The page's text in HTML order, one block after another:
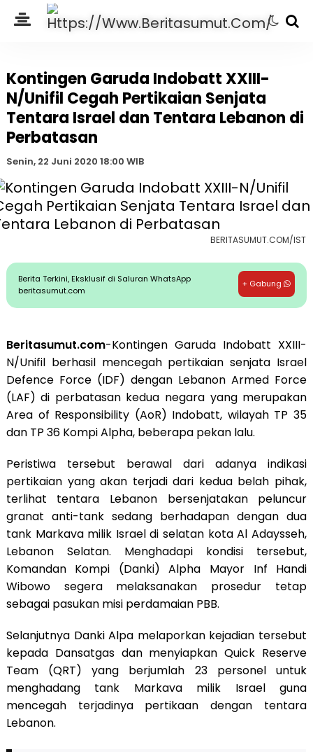
Kontingen Garuda Indobatt XXIII-
N/Unifil Cegah Pertikaian Senjata
Tentara Israel dan Tentara Lebanon di
Perbatasan
Senin, 22 Juni 2020 18:00 WIB
BERITASUMUT.COM/IST
Berita Terkini, Eksklusif di Saluran WhatsApp
beritasumut.com
+ Gabung
Beritasumut.com-Kontingen Garuda Indobatt XXIII-
N/Unifil berhasil mencegah pertikaian senjata Israel
Defence Force (IDF) dengan Lebanon Armed Force
(LAF) di perbatasan kedua negara yang merupakan
Area of Responsibility (AoR) Indobatt, wilayah TP 35
dan TP 36 Kompi Alpha, beberapa pekan lalu.
Peristiwa tersebut berawal dari adanya indikasi
pertikaian yang akan terjadi dari kedua belah pihak,
terlihat tentara Lebanon bersenjatakan peluncur
granat anti-tank sedang berhadapan dengan dua
tank Markava milik Israel di selatan kota Al Adaysseh,
Lebanon Selatan. Menghadapi kondisi tersebut,
Komandan Kompi (Danki) Alpha Mayor Inf Handi
Wibowo segera melaksanakan prosedur tetap
sebagai pasukan misi perdamaian PBB.
Selanjutnya Danki Alpa melaporkan kejadian tersebut
kepada Dansatgas dan menyiapkan Quick Reserve
Team (QRT) yang berjumlah 23 personel untuk
menghadang tank Markava milik Israel guna
mencegah terjadinya pertikaan dengan tentara
Lebanon.